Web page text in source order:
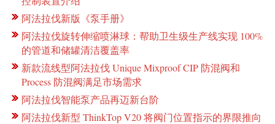
阿法拉伐新版《泵手册》
阿法拉伐旋转伸缩喷淋球：帮助卫生级生产线实现 100%
的管道和储罐清洁覆盖率
新款流线型阿法拉伐 Unique Mixproof CIP 防混阀和
Process 防混阀满足市场需求
阿法拉伐智能泵产品再迈新台阶
阿法拉伐新型 ThinkTop V20 将阀门位置指示的界限推向